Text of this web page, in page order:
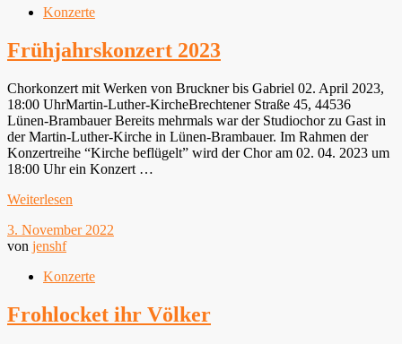
Konzerte
Frühjahrskonzert 2023
Chorkonzert mit Werken von Bruckner bis Gabriel 02. April 2023,
18:00 UhrMartin-Luther-KircheBrechtener Straße 45, 44536
Lünen-Brambauer Bereits mehrmals war der Studiochor zu Gast in
der Martin-Luther-Kirche in Lünen-Brambauer. Im Rahmen der
Konzertreihe “Kirche beflügelt” wird der Chor am 02. 04. 2023 um
18:00 Uhr ein Konzert …
Weiterlesen
3. November 2022
von jenshf
Konzerte
Frohlocket ihr Völker